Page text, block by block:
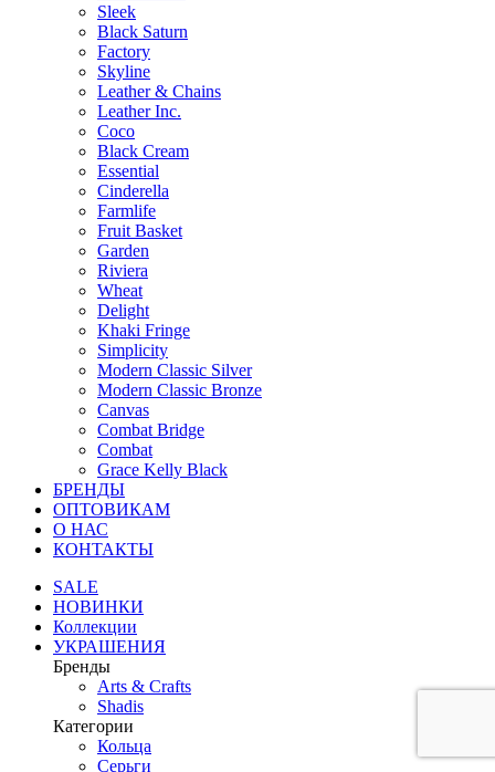
Sleek
Black Saturn
Factory
Skyline
Leather & Chains
Leather Inc.
Coco
Black Cream
Essential
Cinderella
Farmlife
Fruit Basket
Garden
Riviera
Wheat
Delight
Khaki Fringe
Simplicity
Modern Classic Silver
Modern Classic Bronze
Canvas
Combat Bridge
Combat
Grace Kelly Black
БРЕНДЫ
ОПТОВИКАМ
О НАС
КОНТАКТЫ
SALE
НОВИНКИ
Коллекции
УКРАШЕНИЯ
Бренды
Аrts & Сrafts
Shadis
Категории
Кольца
Серьги